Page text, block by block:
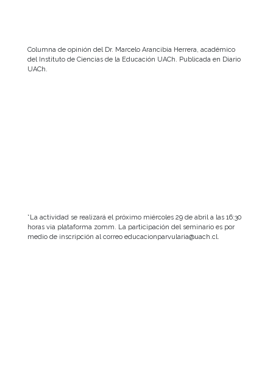
Columna de opinión del Dr. Marcelo Arancibia Herrera, académico
del Instituto de Ciencias de la Educación UACh. Publicada en Diario
UACh.
*La actividad se realizará el próximo miércoles 29 de abril a las 16:30
horas via plataforma zomm. La participación del seminario es por
medio de inscripción al correo educacionparvularia@uach.cl.